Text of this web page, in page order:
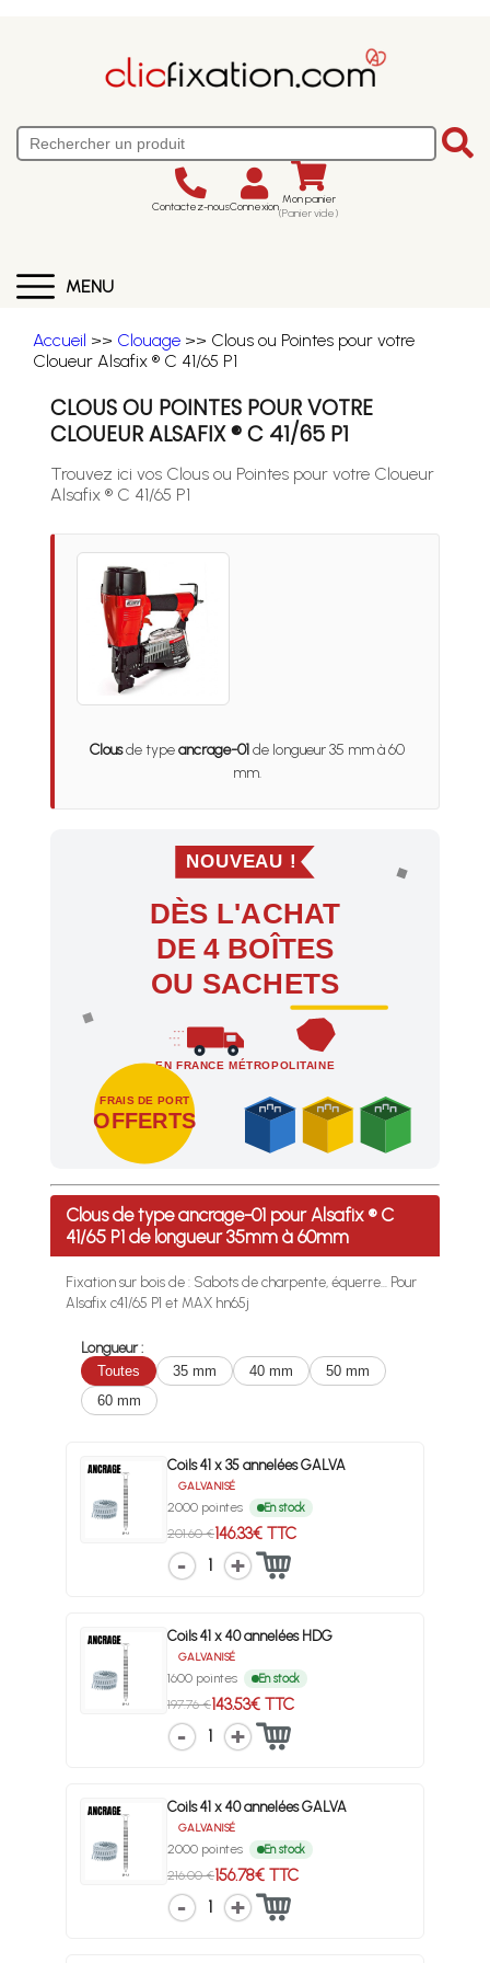
Contactez-nousConnexion Mon panier
(Panier vide)
MENU
Accueil >> Clouage >> Clous ou Pointes pour votre
Cloueur Alsafix ® C 41/65 P1
CLOUS OU POINTES POUR VOTRE
CLOUEUR ALSAFIX ® C 41/65 P1
Trouvez ici vos Clous ou Pointes pour votre Cloueur
Alsafix ® C 41/65 P1
Clousde typeancrage-01de longueur 35 mm à 60
mm.
NOUVEAU !
DÈS L'ACHAT
DE 4 BOÎTES
OU SACHETS
EN FRANCE MÉTROPOLITAINE
FRAIS DE PORT
OFFERTS
Profitez des Frais de port offerts en France
Clous de type ancrage-01 pour Alsafix ® C
41/65 P1 de longueur 35mm à 60mm
Fixation sur bois de : Sabots de charpente, équerre... Pour
Alsafix c41/65 P1 et MAX hn65j
Longueur :
Toutes
35 mm 40 mm
50 mm
60 mm
Coils 41 x 35 annelées GALVA
GALVANISÉ
2000 pointes En stock
201.60 €146.33€ TTC
1
Coils 41 x 40 annelées HDG
GALVANISÉ
1600 pointes En stock
197.76 €143.53€ TTC
1
Coils 41 x 40 annelées GALVA
GALVANISÉ
2000 pointes En stock
216.00 €156.78€ TTC
1